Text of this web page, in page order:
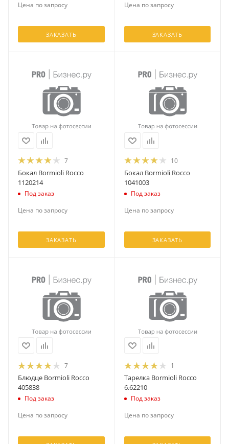
Цена по запросу
ЗАКАЗАТЬ
Цена по запросу
ЗАКАЗАТЬ
7
Бокал Bormioli Rocco
1120214
Под заказ
Цена по запросу
ЗАКАЗАТЬ
10
Бокал Bormioli Rocco
1041003
Под заказ
Цена по запросу
ЗАКАЗАТЬ
7
Блюдце Bormioli Rocco
405838
Под заказ
Цена по запросу
1
Тарелка Bormioli Rocco
6.62210
Под заказ
Цена по запросу